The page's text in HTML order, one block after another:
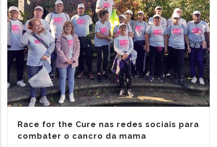
Race for the Cure nas redes sociais para
combater o cancro da mama